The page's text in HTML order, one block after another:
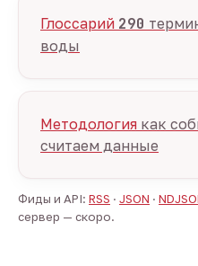
Глоссарий 290
воды
Методология как
считаем данные
Фиды и API: RSS · JSON ·
сервер — скоро.